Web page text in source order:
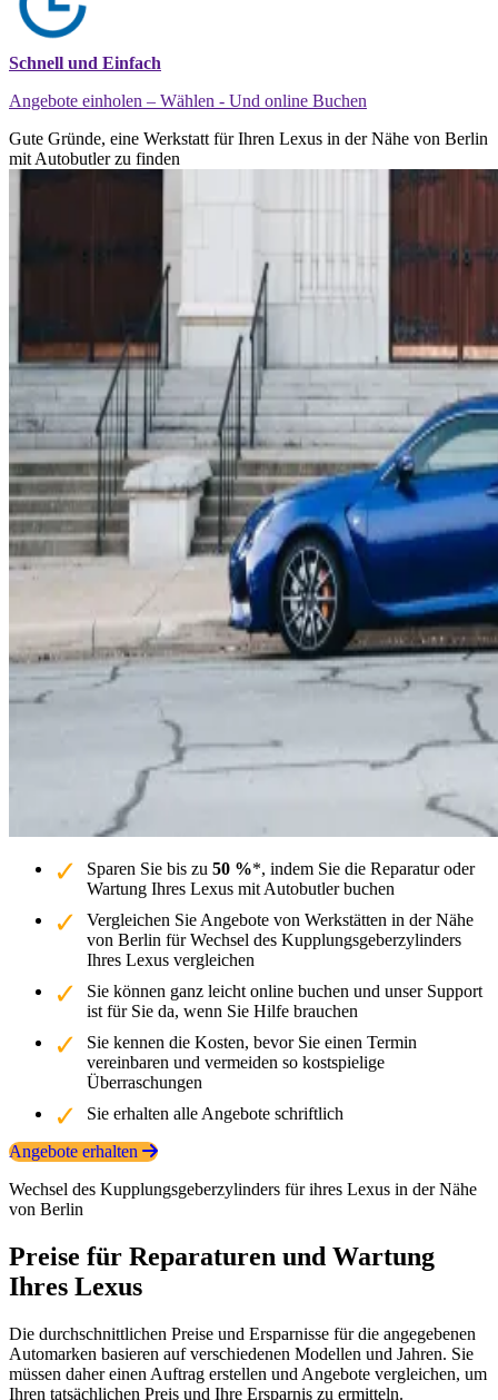
Schnell und Einfach
Angebote einholen – Wählen - Und online Buchen
Gute Gründe, eine Werkstatt für Ihren Lexus in der Nähe von Berlin
mit Autobutler zu finden
Sparen Sie bis zu 50 %*, indem Sie die Reparatur oder
Wartung Ihres Lexus mit Autobutler buchen
Vergleichen Sie Angebote von Werkstätten in der Nähe
von Berlin für Wechsel des Kupplungsgeberzylinders
Ihres Lexus vergleichen
Sie können ganz leicht online buchen und unser Support
ist für Sie da, wenn Sie Hilfe brauchen
Sie kennen die Kosten, bevor Sie einen Termin
vereinbaren und vermeiden so kostspielige
Überraschungen
Sie erhalten alle Angebote schriftlich
Angebote erhalten
Wechsel des Kupplungsgeberzylinders für ihres Lexus in der Nähe
von Berlin
Preise für Reparaturen und Wartung
Ihres Lexus
Die durchschnittlichen Preise und Ersparnisse für die angegebenen
Automarken basieren auf verschiedenen Modellen und Jahren. Sie
müssen daher einen Auftrag erstellen und Angebote vergleichen, um
Ihren tatsächlichen Preis und Ihre Ersparnis zu ermitteln.